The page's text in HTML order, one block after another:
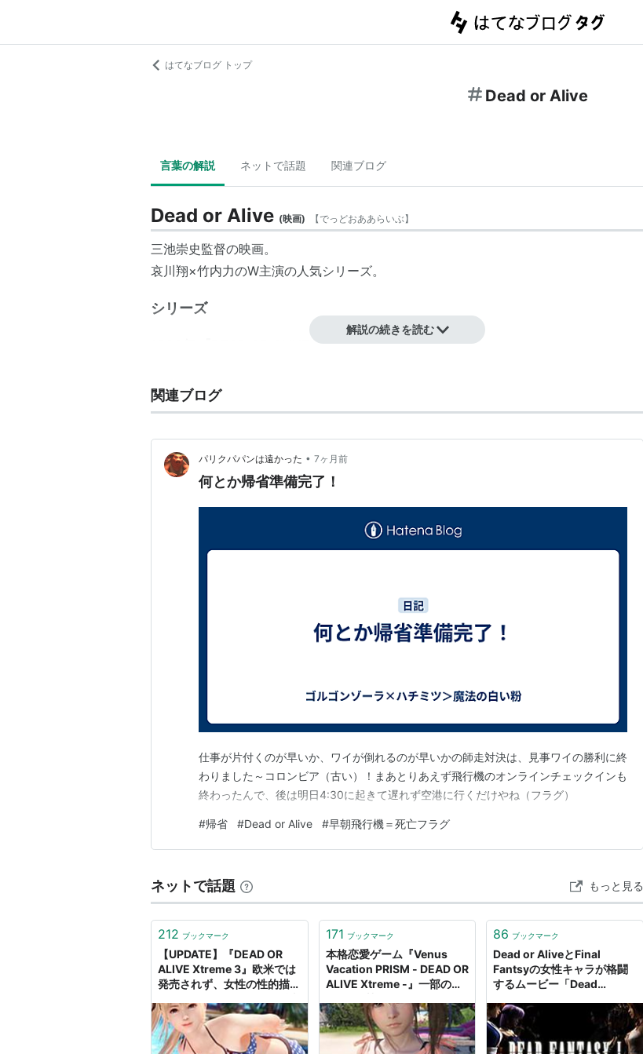
はてなブログ トップ
Dead or Alive
言葉の解説 ネットで話題 関連ブログ
Dead or Alive (映画) 【でっどおああらいぶ】
三池崇史監督の映画。
哀川翔×竹内力のW主演の人気シリーズ。
シリーズ
1999年 『DEAD OR ALIVE 犯罪者』
出版社/メーカー:角川エンタテインメント
メディア:DVD
クリック: 23回
この商品を含むブログ (19件) を見る
2000年 『DEAD OR ALIVE 2 逃亡者』
東映ビデオ
2001/06/21
DVD
DEAD OR ALIVE FINAL [DVD]
発売日:2002/10/21
クリック: 6回
リスト::日本の映画::題名::た行
Dead or Alive (ゲーム 【でっどおああらいぶ】
コーエーテクモゲームス（旧テクモ）より発売されている3D格闘ゲームのシリーズ。
解説の続きを読む
関連ブログ
パリクパパンは遠かった • 7ヶ月前
何とか帰省準備完了！
仕事が片付くのが早いか、ワイが倒れるのが早いかの師走対決は、見事ワイの勝利に終
わりました～コロンビア（古い）！まあとりあえず飛行機のオンラインチェックインも
終わったんで、後は明日4:30に起きて遅れず空港に行くだけやね（フラグ）
#帰省 #Dead or Alive #早朝飛行機＝死亡フラグ
ネットで話題 もっと見る
212 ブックマーク
【UPDATE】『DEAD OR
ALIVE Xtreme 3』欧米では
発売されず、女性の性的描写
権を買い取ろうとするファン
も - AUTOMATON
171 ブックマーク
本格恋愛ゲーム『Venus
Vacation PRISM - DEAD OR
ALIVE Xtreme -』一部の国
けどセクシーだとして、審査
機関が詳しく理由を説明 -
AUTOMATON
86 ブックマーク
Dead or AliveとFinal
Fantsyの女性キャラが格闘
するムービー「Dead